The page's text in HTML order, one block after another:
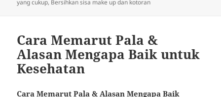
pada
yang cukup, Bersihkan sisa make up dan kotoran
Cara Memarut Pala &
Alasan Mengapa Baik untuk
Kesehatan
Cara Memarut Pala & Alasan Mengapa Baik